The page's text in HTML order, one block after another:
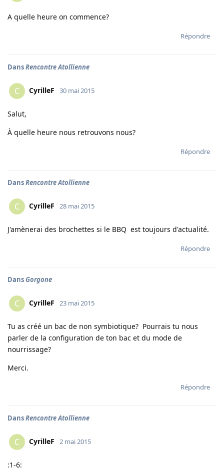
A quelle heure on commence?
Répondre
DansRencontre Atollienne
C CyrilleF 30 mai 2015
Salut,
À quelle heure nous retrouvons nous?
Répondre
DansRencontre Atollienne
C CyrilleF 28 mai 2015
J'amènerai des brochettes si le BBQ est toujours d'actualité.
Répondre
DansGorgone
C CyrilleF 23 mai 2015
Tu as créé un bac de non symbiotique? Pourrais tu nous
parler de la configuration de ton bac et du mode de
nourrissage?
Merci.
Répondre
DansRencontre Atollienne
C CyrilleF 2 mai 2015
:1-6: